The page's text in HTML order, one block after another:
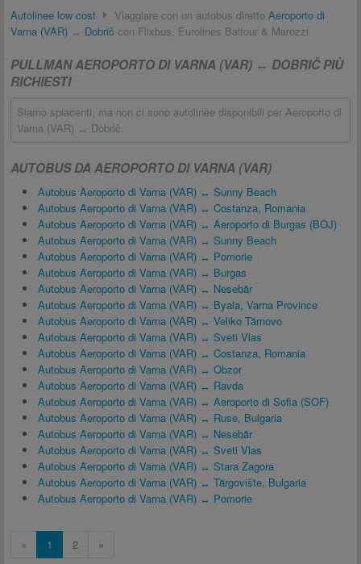
Autolinee low cost Viaggiare con un autobus diretto Aeroporto di
Varna (VAR) ↔ Dobrič con Flixbus, Eurolines Baltour & Marozzi
PULLMAN AEROPORTO DI VARNA (VAR) ↔ DOBRIČ PIÙ
RICHIESTI
Siamo spiacenti, ma non ci sono autolinee disponibili per Aeroporto di
Varna (VAR) ↔ Dobrič.
AUTOBUS DA AEROPORTO DI VARNA (VAR)
Autobus Aeroporto di Varna (VAR) ↔ Sunny Beach
Autobus Aeroporto di Varna (VAR) ↔ Costanza, Romania
Autobus Aeroporto di Varna (VAR) ↔ Aeroporto di Burgas (BOJ)
Autobus Aeroporto di Varna (VAR) ↔ Sunny Beach
Autobus Aeroporto di Varna (VAR) ↔ Pomorie
Autobus Aeroporto di Varna (VAR) ↔ Burgas
Autobus Aeroporto di Varna (VAR) ↔ Nesebăr
Autobus Aeroporto di Varna (VAR) ↔ Byala, Varna Province
Autobus Aeroporto di Varna (VAR) ↔ Veliko Tărnovo
Autobus Aeroporto di Varna (VAR) ↔ Sveti Vlas
Autobus Aeroporto di Varna (VAR) ↔ Costanza, Romania
Autobus Aeroporto di Varna (VAR) ↔ Obzor
Autobus Aeroporto di Varna (VAR) ↔ Ravda
Autobus Aeroporto di Varna (VAR) ↔ Aeroporto di Sofia (SOF)
Autobus Aeroporto di Varna (VAR) ↔ Ruse, Bulgaria
Autobus Aeroporto di Varna (VAR) ↔ Nesebăr
Autobus Aeroporto di Varna (VAR) ↔ Sveti Vlas
Autobus Aeroporto di Varna (VAR) ↔ Stara Zagora
Autobus Aeroporto di Varna (VAR) ↔ Tărgovište, Bulgaria
Autobus Aeroporto di Varna (VAR) ↔ Pomorie
« 1 2 »